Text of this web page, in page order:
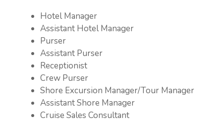
Hotel Manager
Assistant Hotel Manager
Purser
Assistant Purser
Receptionist
Crew Purser
Shore Excursion Manager/Tour Manager
Assistant Shore Manager
Cruise Sales Consultant